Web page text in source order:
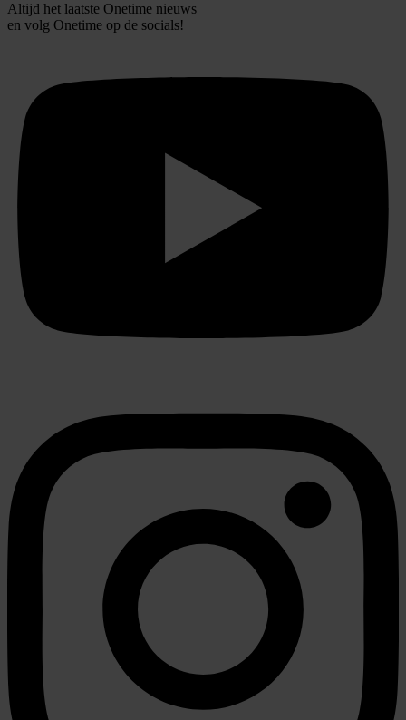
Altijd het laatste Onetime nieuws
en volg Onetime op de socials!